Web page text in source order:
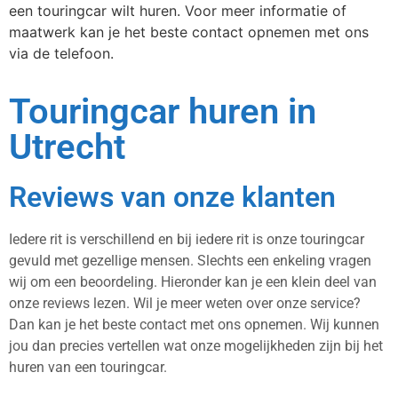
een touringcar wilt huren. Voor meer informatie of
maatwerk kan je het beste contact opnemen met ons
via de telefoon.
Touringcar huren in
Utrecht
Reviews van onze klanten
Iedere rit is verschillend en bij iedere rit is onze touringcar
gevuld met gezellige mensen. Slechts een enkeling vragen
wij om een beoordeling. Hieronder kan je een klein deel van
onze reviews lezen. Wil je meer weten over onze service?
Dan kan je het beste contact met ons opnemen. Wij kunnen
jou dan precies vertellen wat onze mogelijkheden zijn bij het
huren van een touringcar.